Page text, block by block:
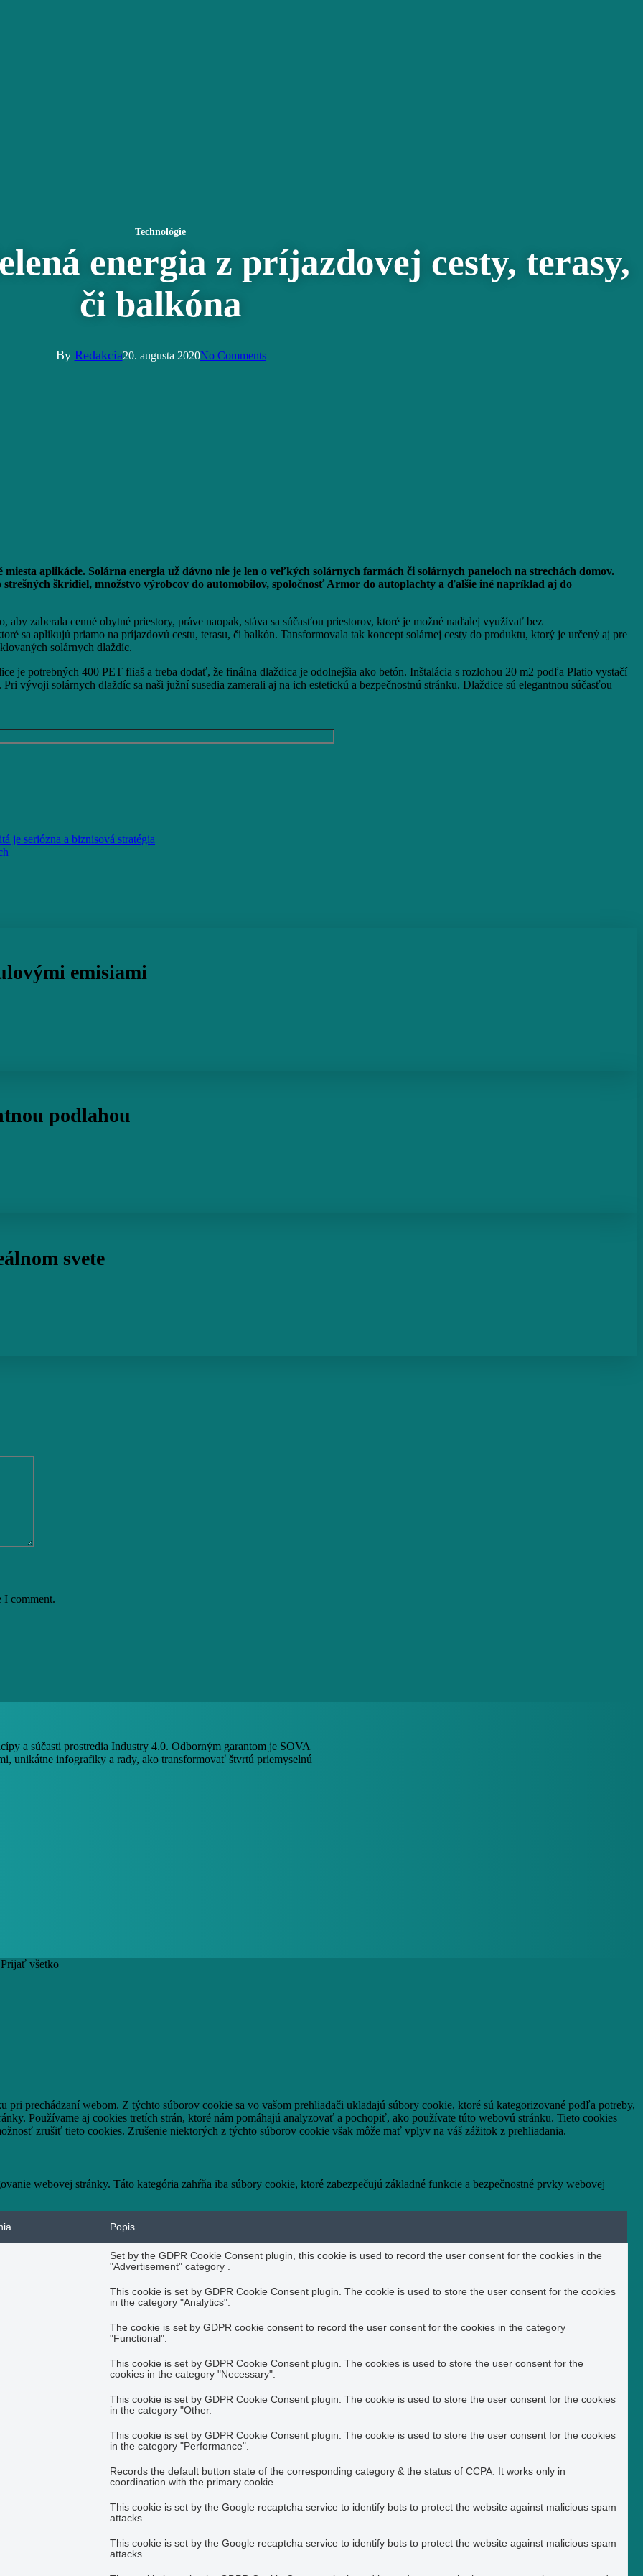
Technológie
energia z príjazdovej cesty, terasy,
či balkóna
By Redakcia20. augusta 2020No Comments
miesta aplikácie. Solárna energia už dávno nie je len o veľkých solárnych farmách či solárnych paneloch na strechách domov.
škridiel, množstvo výrobcov do automobilov, spoločnosť Armor do autoplachty a ďalšie iné napríklad aj do
aby zaberala cenné obytné priestory, práve naopak, stáva sa súčasťou priestorov, ktoré je možné naďalej využívať bez
sa aplikujú priamo na príjazdovú cestu, terasu, či balkón. Tansformovala tak koncept solárnej cesty do produktu, ktorý je určený aj pre
solárnych dlaždíc.
je potrebných 400 PET fliaš a treba dodať, že finálna dlaždica je odolnejšia ako betón. Inštalácia s rozlohou 20 m2 podľa Platio vystačí
vývoji solárnych dlaždíc sa naši južní susedia zamerali aj na ich estetickú a bezpečnostnú stránku. Dlaždice sú elegantnou súčasťou
je seriózna a biznisová stratégia
emisiami
podlahou
svete
I comment.
a súčasti prostredia Industry 4.0. Odborným garantom je SOVA
unikátne infografiky a rady, ako transformovať štvrtú priemyselnú
Prijať všetko
pri prechádzaní webom. Z týchto súborov cookie sa vo vašom prehliadači ukladajú súbory cookie, ktoré sú kategorizované podľa potreby,
Používame aj cookies tretích strán, ktoré nám pomáhajú analyzovať a pochopiť, ako používate túto webovú stránku. Tieto cookies
zrušiť tieto cookies. Zrušenie niektorých z týchto súborov cookie však môže mať vplyv na váš zážitok z prehliadania.
webovej stránky. Táto kategória zahŕňa iba súbory cookie, ktoré zabezpečujú základné funkcie a bezpečnostné prvky webovej
Popis
Set by the GDPR Cookie Consent plugin, this cookie is used to record the user consent for the cookies in the
"Advertisement" category .
This cookie is set by GDPR Cookie Consent plugin. The cookie is used to store the user consent for the cookies
in the category "Analytics".
The cookie is set by GDPR cookie consent to record the user consent for the cookies in the category
"Functional".
This cookie is set by GDPR Cookie Consent plugin. The cookies is used to store the user consent for the
cookies in the category "Necessary".
This cookie is set by GDPR Cookie Consent plugin. The cookie is used to store the user consent for the cookies
in the category "Other.
This cookie is set by GDPR Cookie Consent plugin. The cookie is used to store the user consent for the cookies
in the category "Performance".
Records the default button state of the corresponding category & the status of CCPA. It works only in
coordination with the primary cookie.
This cookie is set by the Google recaptcha service to identify bots to protect the website against malicious spam
attacks.
This cookie is set by the Google recaptcha service to identify bots to protect the website against malicious spam
attacks.